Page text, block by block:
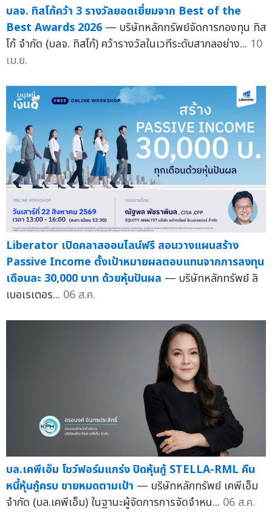
บลจ. ทิสโก้คว้า 3 รางวัลยอดเยี่ยมจาก Best of the
Best Awards 2026 — บริษัทหลักทรัพย์จัดการกองทุน ทิส
โก้ จำกัด (บลจ. ทิสโก้) คว้ารางวัลในเวทีระดับสากลอย่าง... 10
เม.ย.
Liberator เปิดคลาสออนไลน์ฟรี สอนวางแผนสร้าง
Passive Income ตั้งเป้าหมายผลตอบแทนจากการลงทุน
เดือนละ 30,000 บาท ด้วยหุ้นปันผล — บริษัทหลักทรัพย์ ลิ
เบอเรเตอร... 06 ส.ค.
บล.เคพีเอ็ม โชว์ฟอร์มแกร่ง ปิดหุ้นกู้ STELLA-RML คืน
หนี้หุ้นกู้ครบ ขายหมดตามเป้า — บริษัทหลักทรัพย์ เคพีเอ็ม
จำกัด (บล.เคพีเอ็ม) ในฐานะผู้จัดการการจัดจำหน... 06 ส.ค.